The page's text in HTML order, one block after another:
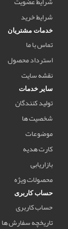
شرایط خرید
خدمات مشتریان
تماس با ما
استرداد محصول
نقشه سایت
سایر خدمات
تولید کنندگان
شخصیت ها
موضوعات
کارت هدیه
بازاریابی
محصولات ویژه
حساب کاربری
حساب کاربری
تاریخچه سفارش ها